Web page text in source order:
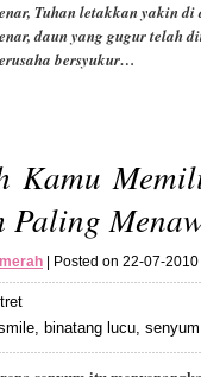
Tuhan letakkan yakin di
daun yang gugur telah
bersyukur…
Kamu
Paling
| Posted on 22-07-2010
, binatang lucu, senyum